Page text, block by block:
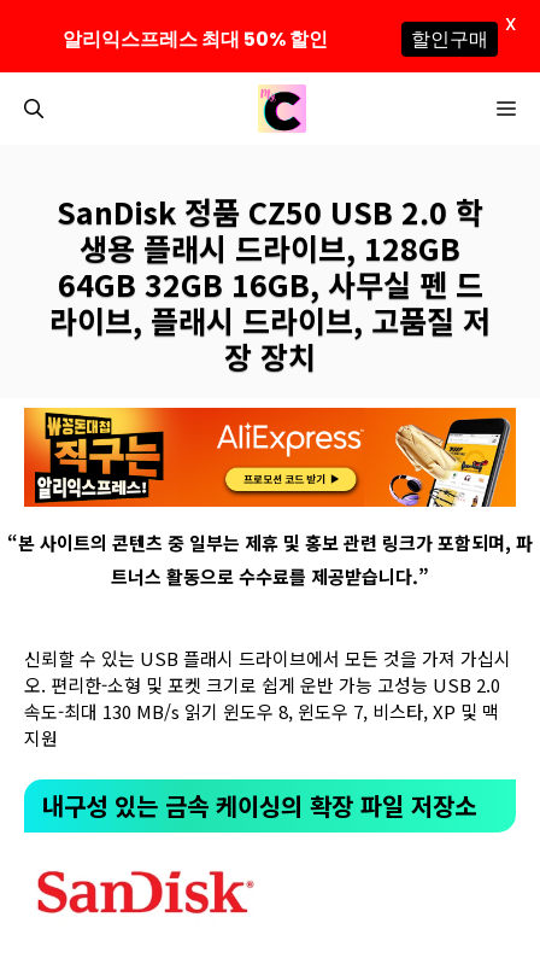
SanDisk 정품 CZ50 USB 2.0 학
생용 플래시 드라이브, 128GB
64GB 32GB 16GB, 사무실 펜 드
라이브, 플래시 드라이브, 고품질 저
장 장치
“본 사이트의 콘텐츠 중 일부는 제휴 및 홍보 관련 링크가 포함되며, 파
트너스 활동으로 수수료를 제공받습니다.”
신뢰할 수 있는 USB 플래시 드라이브에서 모든 것을 가져 가십시
오. 편리한-소형 및 포켓 크기로 쉽게 운반 가능 고성능 USB 2.0
속도-최대 130 MB/s 읽기 윈도우 8, 윈도우 7, 비스타, XP 및 맥
지원
내구성 있는 금속 케이싱의 확장 파일 저장소
알리익스프레스 최대 50% 할인 할인구매
X